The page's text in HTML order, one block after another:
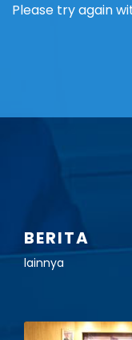
Please try again
BERITA
lainnya